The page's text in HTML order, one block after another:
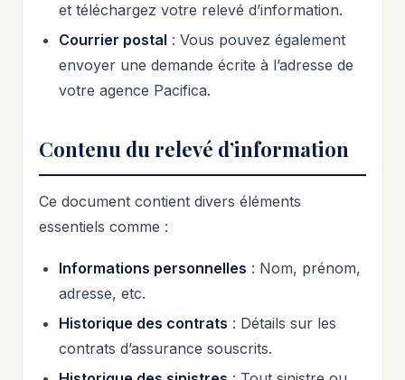
et téléchargez votre relevé d’information.
Courrier postal : Vous pouvez également
envoyer une demande écrite à l’adresse de
votre agence Pacifica.
Contenu du relevé d’information
Ce document contient divers éléments
essentiels comme :
Informations personnelles : Nom, prénom,
adresse, etc.
Historique des contrats : Détails sur les
contrats d’assurance souscrits.